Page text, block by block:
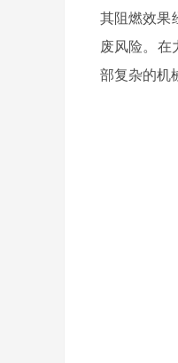
其阻燃效果
废风险。在
部复杂的机